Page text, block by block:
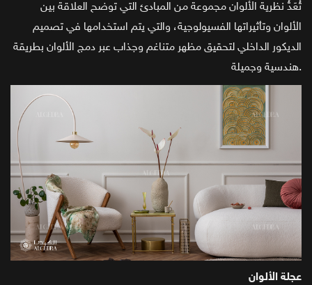
تُعَدُّ نظرية الألوان مجموعة من المبادئ التي توضح العلاقة بين
الألوان وتأثيراتها الفسيولوجية، والتي يتم استخدامها في تصميم
الديكور الداخلي لتحقيق مظهر متناغم وجذاب عبر دمج الألوان بطريقة
هندسية وجميلة.
عجلة الألوان